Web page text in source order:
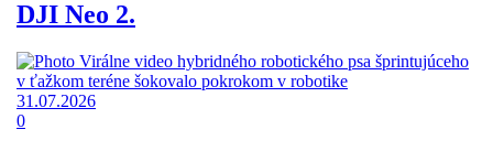
DJI Neo 2.
31.07.2026
0